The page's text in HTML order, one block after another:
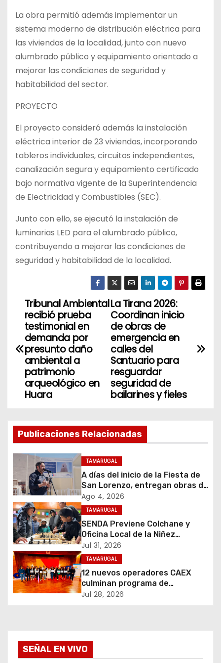
La obra permitió además implementar un
sistema moderno de distribución eléctrica para
las viviendas de la localidad, junto con nuevo
alumbrado público y equipamiento orientado a
mejorar las condiciones de seguridad y
habitabilidad del sector.
PROYECTO
El proyecto consideró además la instalación
eléctrica interior de 23 viviendas, incorporando
tableros individuales, circuitos independientes,
canalización segura y equipamiento certificado
bajo normativa vigente de la Superintendencia
de Electricidad y Combustibles (SEC).
Junto con ello, se ejecutó la instalación de
luminarias LED para el alumbrado público,
contribuyendo a mejorar las condiciones de
seguridad y habitabilidad de la localidad.
N
v
c
i
ó
n
d
e
e
n
t
a
La Tirana 2026:
Coordinan inicio
de obras de
emergencia en
calles del
Santuario para
resguardar
seguridad de
bailarines y fieles
Tribunal Ambiental
recibió prueba
testimonial en
demanda por
presunto daño
ambiental a
patrimonio
arqueológico en
Huara
Publicaciones Relacionadas
TAMARUGAL
A días del inicio de la Fiesta de
San Lorenzo, entregan obras de
emergencia para resguardar su
histórico campanario
Ago 4, 2026
TAMARUGAL
SENDA Previene Colchane y
Oficina Local de la Niñez
promueven el buen uso del
tiempo libre con jornada
recreativa de ajedrez
Jul 31, 2026
TAMARUGAL
12 nuevos operadores CAEX
culminan programa de
formación impulsado por Teck
Jul 28, 2026
SEÑAL EN VIVO